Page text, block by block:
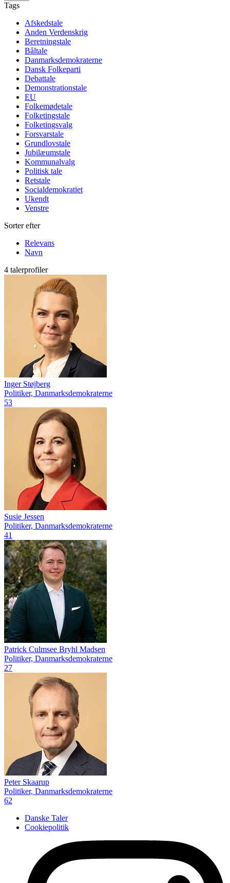
Tags
Afskedstale
Anden Verdenskrig
Beretningstale
Båltale
Danmarksdemokraterne
Dansk Folkeparti
Debattale
Demonstrationstale
EU
Folkemødetale
Folketingstale
Folketingsvalg
Forsvarstale
Grundlovstale
Jubilæumstale
Kommunalvalg
Politisk tale
Retstale
Socialdemokratiet
Ukendt
Venstre
Sorter efter
Relevans
Navn
4 talerprofiler
Inger Støjberg
Politiker, Danmarksdemokraterne
53
Susie Jessen
Politiker, Danmarksdemokraterne
41
Patrick Culmsee Bryhl Madsen
Politiker, Danmarksdemokraterne
27
Peter Skaarup
Politiker, Danmarksdemokraterne
62
Danske Taler
Cookiepolitik